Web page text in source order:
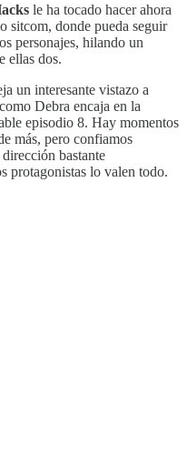
le ha tocado hacer ahora
sitcom, donde pueda seguir
personajes, hilando un
ellas dos.
un interesante vistazo a
Debra encaja en la
episodio 8. Hay momentos
más, pero confiamos
bastante
protagonistas lo valen todo.